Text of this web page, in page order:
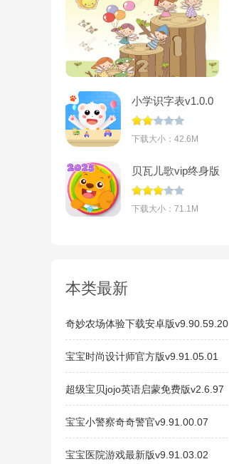
小学识字表v1.0.0
下载大小：42.6M
贝瓦儿歌vip终身版
v7.7.0
下载大小：71.1M
本类最新
奇妙农场体验下载安卓版v9.90.59.20
宝宝时尚设计师官方版v9.91.05.01
超级宝贝jojo英语启蒙免费版v2.6.97
宝宝小警察奇奇警官v9.91.00.07
宝宝医院游戏最新版v9.91.03.02